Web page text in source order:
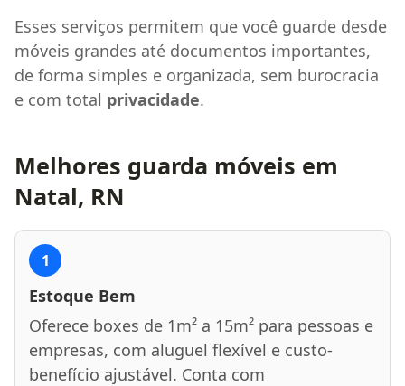
Esses serviços permitem que você guarde desde
móveis grandes até documentos importantes,
de forma simples e organizada, sem burocracia
e com total privacidade.
Melhores guarda móveis em
Natal, RN
1
Estoque Bem
Oferece boxes de 1m² a 15m² para pessoas e
empresas, com aluguel flexível e custo-
benefício ajustável. Conta com